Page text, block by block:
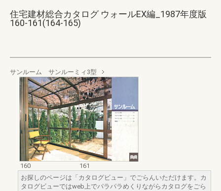
住宅建材総合カタログ ウォールEX編_1987年度版
160-161(164-165)
サンルーム サンルーミィ3型
160
161
お探しのページは「カタログビュー」でごらんいただけます。カ
タログビューではweb上でパラパラめくりながらカタログをごら